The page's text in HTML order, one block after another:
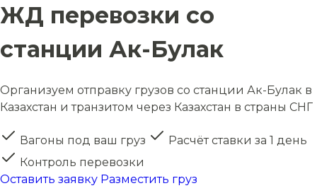
ЖД перевозки со
станции Ак-Булак
Организуем отправку грузов со станции Ак-Булак в
Казахстан и транзитом через Казахстан в страны СНГ
Вагоны под ваш груз
Расчёт ставки за 1 день
Контроль перевозки
Оставить заявку Разместить груз